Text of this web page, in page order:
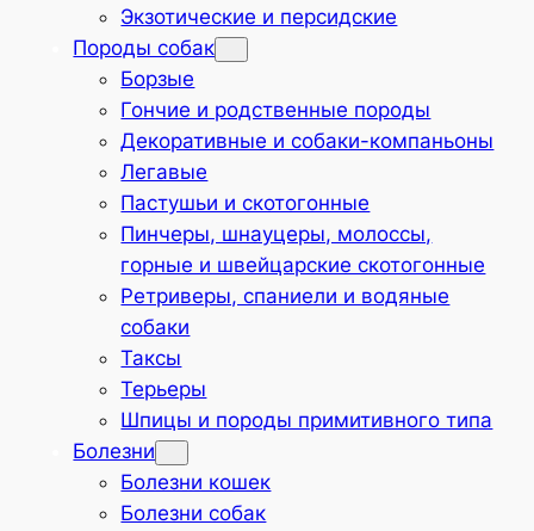
Экзотические и персидские
Породы собак
Борзые
Гончие и родственные породы
Декоративные и собаки-компаньоны
Легавые
Пастушьи и скотогонные
Пинчеры, шнауцеры, молоссы,
горные и швейцарские скотогонные
Ретриверы, спаниели и водяные
собаки
Таксы
Терьеры
Шпицы и породы примитивного типа
Болезни
Болезни кошек
Болезни собак